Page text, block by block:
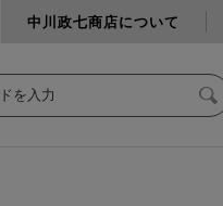
中川政七商店について